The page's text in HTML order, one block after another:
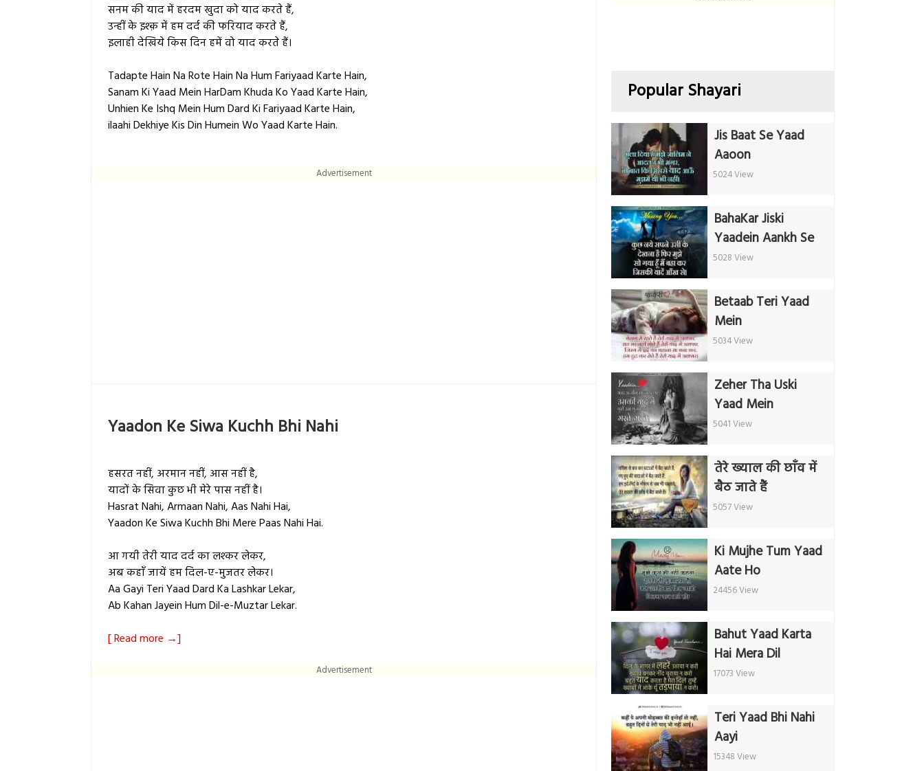
सनम की याद में हरदम खुदा को याद करते हैं,
उन्हीं के इश्क़ में हम दर्द की फरियाद करते हैं,
इलाही देखिये किस दिन हमें वो याद करते हैं।
Tadapte Hain Na Rote Hain Na Hum Fariyaad Karte Hain,
Sanam Ki Yaad Mein HarDam Khuda Ko Yaad Karte Hain,
Unhien Ke Ishq Mein Hum Dard Ki Fariyaad Karte Hain,
ilaahi Dekhiye Kis Din Humein Wo Yaad Karte Hain.
Advertisement
Yaadon Ke Siwa Kuchh Bhi Nahi
हसरत नहीं, अरमान नहीं, आस नहीं है,
यादों के सिवा कुछ भी मेरे पास नहीं है।
Hasrat Nahi, Armaan Nahi, Aas Nahi Hai,
Yaadon Ke Siwa Kuchh Bhi Mere Paas Nahi Hai.
आ गयी तेरी याद दर्द का लश्कर लेकर,
अब कहाँ जायें हम दिल-ए-मुजतर लेकर।
Aa Gayi Teri Yaad Dard Ka Lashkar Lekar,
Ab Kahan Jayein Hum Dil-e-Muztar Lekar.
[ Read more →]
Advertisement
Popular Shayari
Jis Baat Se Yaad
Aaoon
5024 View
BahaKar Jiski
Yaadein Aankh Se
5028 View
Betaab Teri Yaad
Mein
5034 View
Zeher Tha Uski
Yaad Mein
5041 View
तेरे ख्याल की छाँव में
बैठ जाते हैं
5057 View
Ki Mujhe Tum Yaad
Aate Ho
24456 View
Bahut Yaad Karta
Hai Mera Dil
17073 View
Teri Yaad Bhi Nahi
Aayi
15348 View